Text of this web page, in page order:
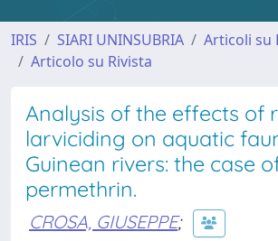
IRIS SIARI UNINSUBRIA
Articoli su
Articolo su Rivista
Analysis of the effects of
larviciding on aquatic
Guinean rivers: the case
permethrin.
CROSA, GIUSEPPE;